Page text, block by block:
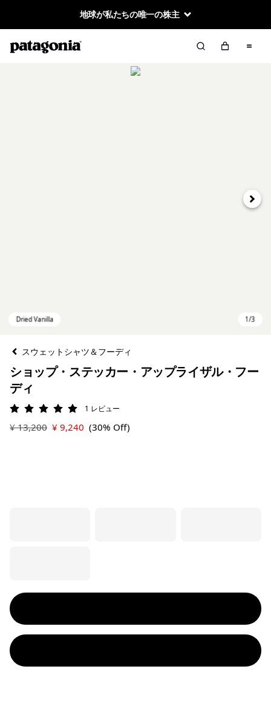
地球が私たちの唯一の株主
次へ
スウェットシャツ＆フーディ
ショップ・ステッカー・アップライザル・フー
ディ
評価: 5 / 5 1 レビュー
¥ 13,200 ¥ 9,240 (30% Off)